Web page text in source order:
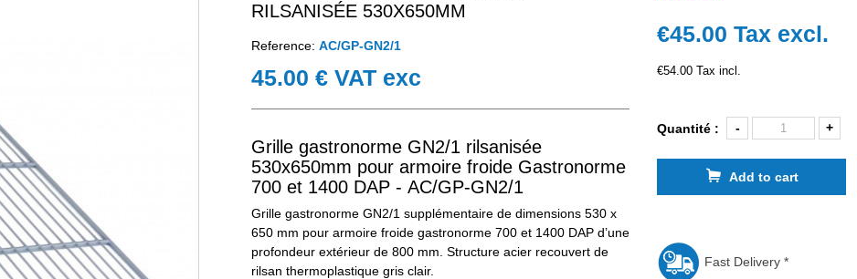
RILSANISÉE 530X650MM
Reference: AC/GP-GN2/1
45.00 € VAT exc
Grille gastronorme GN2/1 rilsanisée
530x650mm pour armoire froide Gastronorme
700 et 1400 DAP - AC/GP-GN2/1
Grille gastronorme GN2/1 supplémentaire de dimensions 530 x
650 mm pour armoire froide gastronorme 700 et 1400 DAP d’une
profondeur extérieur de 800 mm. Structure acier recouvert de
rilsan thermoplastique gris clair.
€45.00Tax excl.
€54.00 Tax incl.
Quantité : - +
Add to cart
Fast Delivery *